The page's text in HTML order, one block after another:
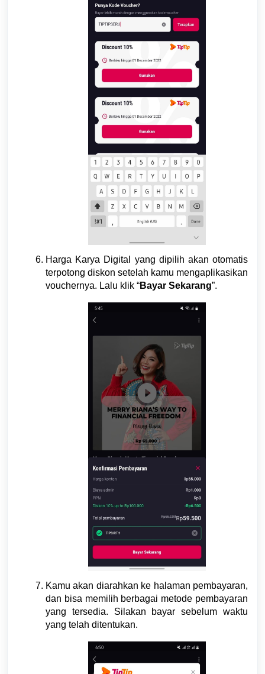
Harga Karya Digital yang dipilih akan otomatis
terpotong diskon setelah kamu mengaplikasikan
vouchernya. Lalu klik “Bayar Sekarang”.
Kamu akan diarahkan ke halaman pembayaran,
dan bisa memilih berbagai metode pembayaran
yang tersedia. Silakan bayar sebelum waktu
yang telah ditentukan.